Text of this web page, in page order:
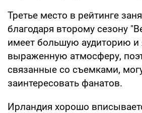
Третье место в рейтинге
благодаря второму сезону
имеет большую аудиторию и
выраженную атмосферу,
связанные со съемками,
заинтересовать фанатов.
Ирландия хорошо